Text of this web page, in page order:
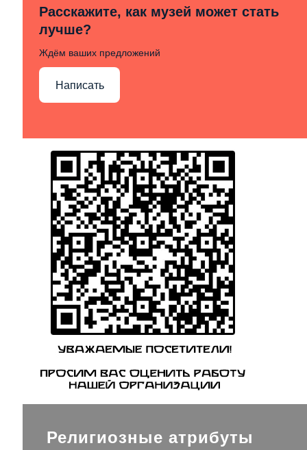
Расскажите, как музей может стать
лучше?
Ждём ваших предложений
Написать
Религиозные атрибуты